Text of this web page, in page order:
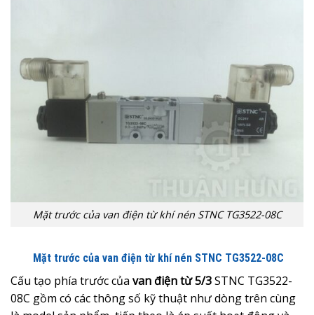
Mặt trước của van điện từ khí nén STNC TG3522-08C
Mặt trước của van điện từ khí nén STNC TG3522-08C
Cấu tạo phía trước của van điện từ 5/3STNC TG3522-
08C gồm có các thông số kỹ thuật như dòng trên cùng